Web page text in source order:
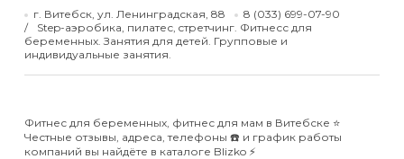
г. Витебск, ул. Ленинградская, 88
8 (033) 699-07-90
Step-аэробика, пилатес, cтретчинг. Фитнесс для
беременных. Занятия для детей. Групповые и
индивидуальные занятия.
Фитнес для беременных, фитнес для мам в Витебске ⭐️
Честные отзывы, адреса, телефоны ☎️ и график работы
компаний вы найдёте в каталоге Blizko ⚡️